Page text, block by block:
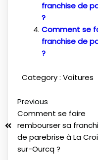
franchise de
?
Comment se
franchise de
?
Category : Voitures
Previous
Comment se faire
rembourser sa
de parebrise à La
sur-Ourcq ?